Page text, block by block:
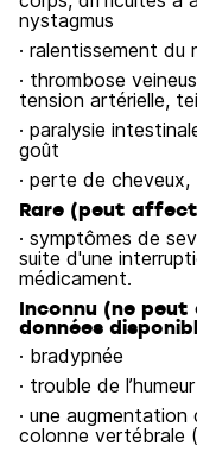
nystagmus
· ralentissement du
· thrombose
tension artérielle,
· paralysie
goût
· perte de
Rare (peut
· symptômes de
suite d'une
médicament.
Inconnu (ne
données
· bradypnée
· trouble de l’humeur
· une
colonne vertébrale